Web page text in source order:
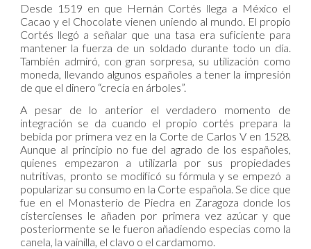
Desde 1519 en que Hernán Cortés llega a México el
Cacao y el Chocolate vienen uniendo al mundo. El propio
Cortés llegó a señalar que una tasa era suficiente para
mantener la fuerza de un soldado durante todo un día.
También admiró, con gran sorpresa, su utilización como
moneda, llevando algunos españoles a tener la impresión
de que el dinero “crecía en árboles”.
A pesar de lo anterior el verdadero momento de
integración se da cuando el propio cortés prepara la
bebida por primera vez en la Corte de Carlos V en 1528.
Aunque al principio no fue del agrado de los españoles,
quienes empezaron a utilizarla por sus propiedades
nutritivas, pronto se modificó su fórmula y se empezó a
popularizar su consumo en la Corte española. Se dice que
fue en el Monasterio de Piedra en Zaragoza donde los
cistercienses le añaden por primera vez azúcar y que
posteriormente se le fueron añadiendo especias como la
canela, la vainilla, el clavo o el cardamomo.